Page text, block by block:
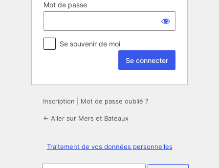
Mot de passe
Se souvenir de moi
Inscription Mot de passe oublié ?
← Aller sur Mers et Bateaux
Traitement de vos données personnelles